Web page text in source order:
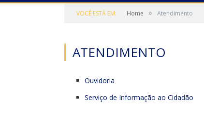
VOCÊ ESTÁ EM: Home » Atendimento
ATENDIMENTO
Ouvidoria
Serviço de Informação ao Cidadão